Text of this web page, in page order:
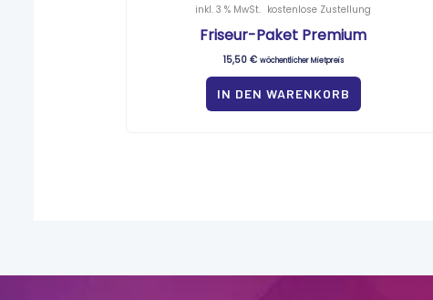
inkl. 3 % MwSt. kostenlose Zustellung
Friseur-Paket Premium
15,50 € wöchentlicher Mietpreis
IN DEN WARENKORB